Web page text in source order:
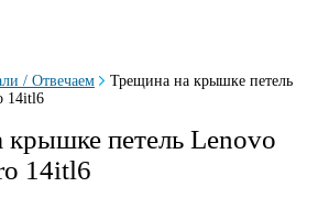
/ Отвечаем
Трещина на крышке петель
14itl6
петель Lenovo
14itl6